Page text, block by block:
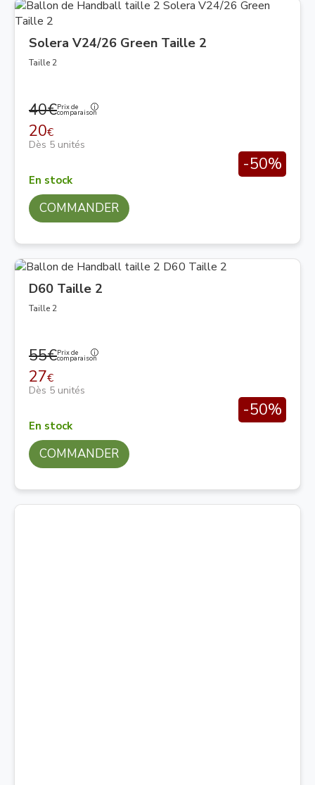
Solera V24/26 Green Taille 2
Taille 2
40€Prix de
comparaison
20€
Dès 5 unités
-50%
En stock
COMMANDER
D60 Taille 2
Taille 2
55€Prix de
comparaison
27€
Dès 5 unités
-50%
En stock
COMMANDER